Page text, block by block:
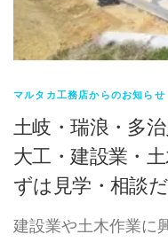
マルタカ工務店からのお知らせ
土岐・瑞浪・多
大工・建設業・
ずは見学・相談
建設業や土木作業に